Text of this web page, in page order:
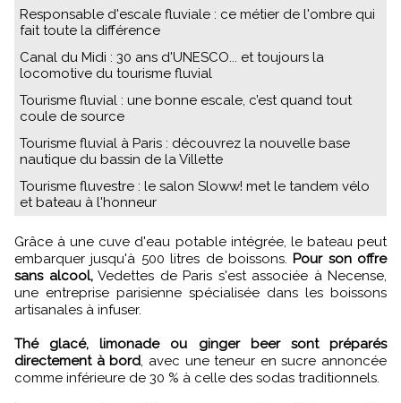
Responsable d'escale fluviale : ce métier de l'ombre qui
fait toute la différence
Canal du Midi : 30 ans d'UNESCO... et toujours la
locomotive du tourisme fluvial
Tourisme fluvial : une bonne escale, c’est quand tout
coule de source
Tourisme fluvial à Paris : découvrez la nouvelle base
nautique du bassin de la Villette
Tourisme fluvestre : le salon Sloww! met le tandem vélo
et bateau à l'honneur
Grâce à une cuve d'eau potable intégrée, le bateau peut
embarquer jusqu'à 500 litres de boissons. Pour son offre
sans alcool,Vedettes de Paris s'est associée à Necense,
une entreprise parisienne spécialisée dans les boissons
artisanales à infuser.
Thé glacé, limonade ou ginger beer sont préparés
directement à bord, avec une teneur en sucre annoncée
comme inférieure de 30 % à celle des sodas traditionnels.